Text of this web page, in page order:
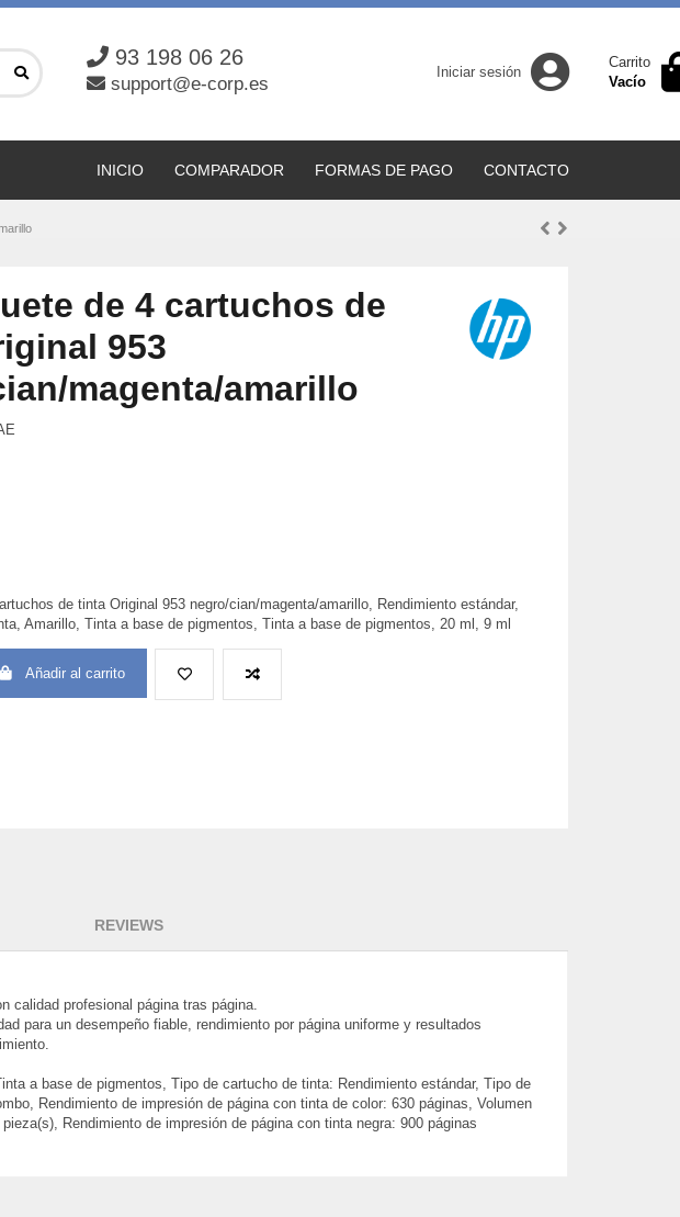
93 198 06 26
support@e-corp.es
Iniciar sesión
Carrito
Vacío
CONTACTO
FORMAS DE PAGO
COMPARADOR
INICIO
de 4 cartuchos de
953
magenta/amarillo
de tinta Original 953 negro/cian/magenta/amarillo, Rendimiento estándar,
Amarillo, Tinta a base de pigmentos, Tinta a base de pigmentos, 20 ml, 9 ml
Añadir al carrito
REVIEWS
calidad profesional página tras página.
para un desempeño fiable, rendimiento por página uniforme y resultados
a base de pigmentos, Tipo de cartucho de tinta: Rendimiento estándar, Tipo de
Rendimiento de impresión de página con tinta de color: 630 páginas, Volumen
Rendimiento de impresión de página con tinta negra: 900 páginas